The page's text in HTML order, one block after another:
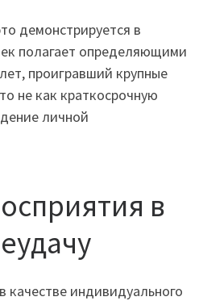
демонстрируется в
полагает определяющими
проигравший крупные
не как краткосрочную
личной
в
качестве индивидуального